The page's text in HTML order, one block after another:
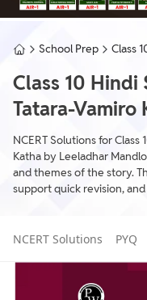
School Prep Class
Class 10 Hindi
Tatara-Vamiro
NCERT Solutions for Class
Katha by Leeladhar
and themes of the story.
support quick revision,
NCERT Solutions PYQ